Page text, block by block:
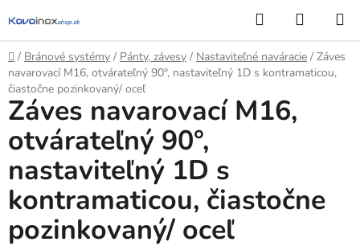
na
obsah
Hľadať
KOŠÍK
Domov
/ Bránové systémy / Pánty, závesy / Nastaviteľné naváracie / Záves
navarovací M16, otvárateľný 90°, nastaviteľný 1D s kontramaticou,
čiastočne pozinkovaný/ oceľ
Záves navarovací M16,
otvárateľný 90°,
nastaviteľný 1D s
kontramaticou, čiastočne
pozinkovaný/ oceľ